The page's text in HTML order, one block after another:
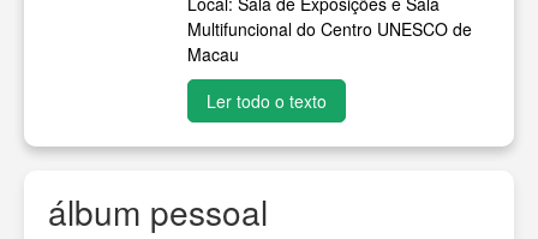
Multifuncional do Centro UNESCO de
Macau
Ler todo o texto
álbum pessoal